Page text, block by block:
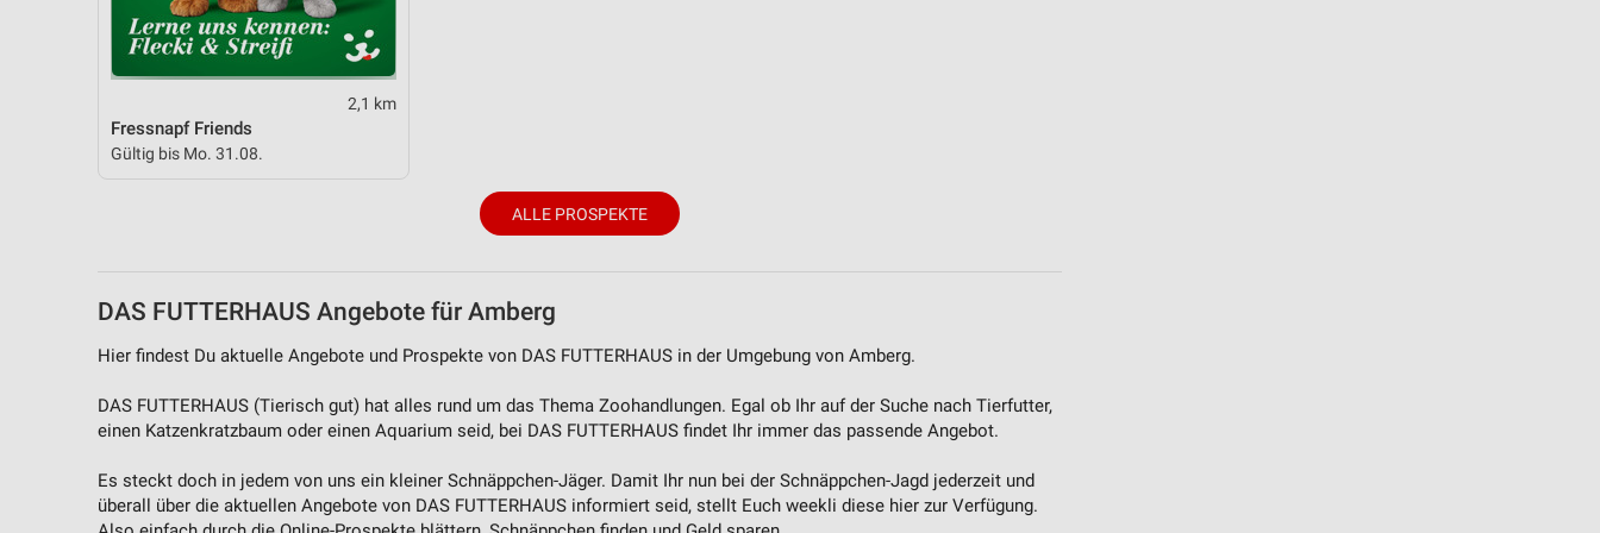
2,1 km
Fressnapf Friends
Gültig bis Mo. 31.08.
ALLE PROSPEKTE
DAS FUTTERHAUS Angebote für Amberg
Hier findest Du aktuelle Angebote und Prospekte von DAS FUTTERHAUS in der Umgebung von Amberg.
DAS FUTTERHAUS (Tierisch gut) hat alles rund um das Thema Zoohandlungen. Egal ob Ihr auf der Suche nach Tierfutter,
einen Katzenkratzbaum oder einen Aquarium seid, bei DAS FUTTERHAUS findet Ihr immer das passende Angebot.
Es steckt doch in jedem von uns ein kleiner Schnäppchen-Jäger. Damit Ihr nun bei der Schnäppchen-Jagd jederzeit und
überall über die aktuellen Angebote von DAS FUTTERHAUS informiert seid, stellt Euch weekli diese hier zur Verfügung.